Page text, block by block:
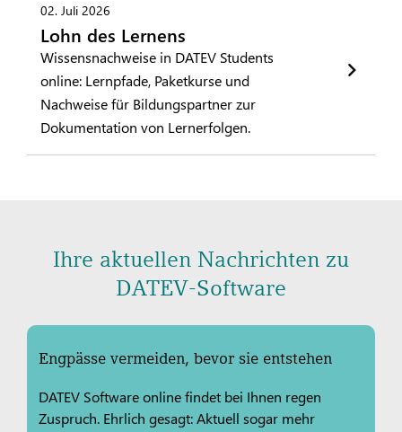
02. Juli 2026
Lohn des Lernens
Wissensnachweise in DATEV Students
online: Lernpfade, Paketkurse und
Nachweise für Bildungspartner zur
Dokumentation von Lernerfolgen.
Ihre aktuellen Nachrichten zu
DATEV-Software
Engpässe vermeiden, bevor sie entstehen
DATEV Software online findet bei Ihnen regen
Zuspruch. Ehrlich gesagt: Aktuell sogar mehr